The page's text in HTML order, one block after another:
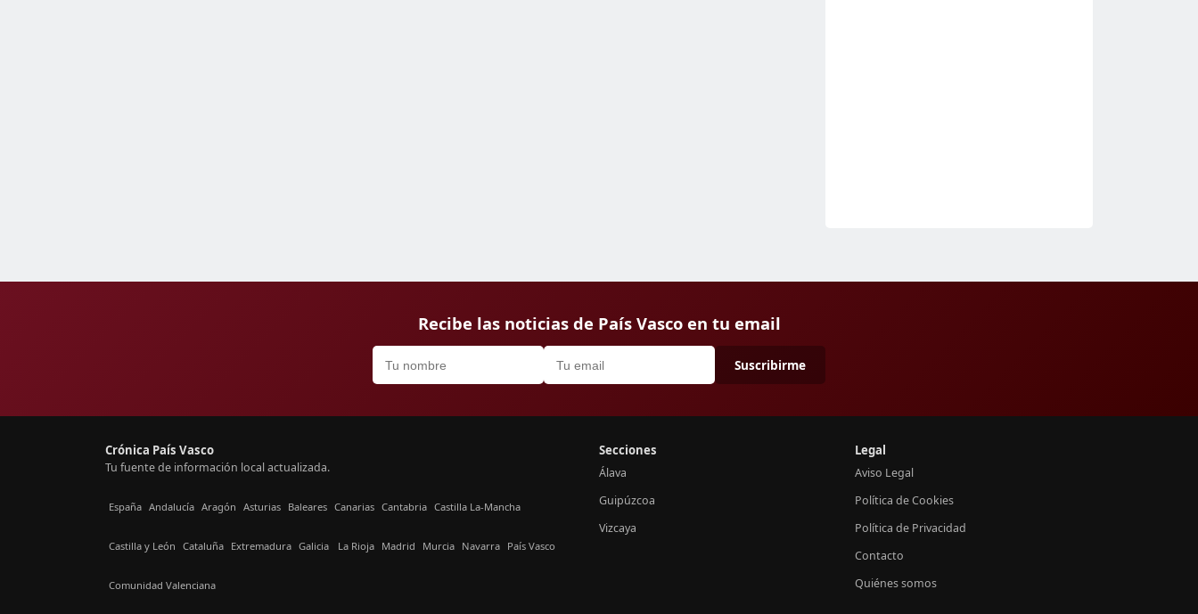
Recibe las noticias de País Vasco en tu email
Suscribirme
Crónica País Vasco
Tu fuente de información local actualizada.
España Andalucía Aragón Asturias Baleares Canarias Cantabria Castilla La-Mancha
Castilla y León Cataluña Extremadura Galicia La Rioja Madrid Murcia Navarra País Vasco
Comunidad Valenciana
Secciones
Álava
Guipúzcoa
Vizcaya
Legal
Aviso Legal
Política de Cookies
Política de Privacidad
Contacto
Quiénes somos